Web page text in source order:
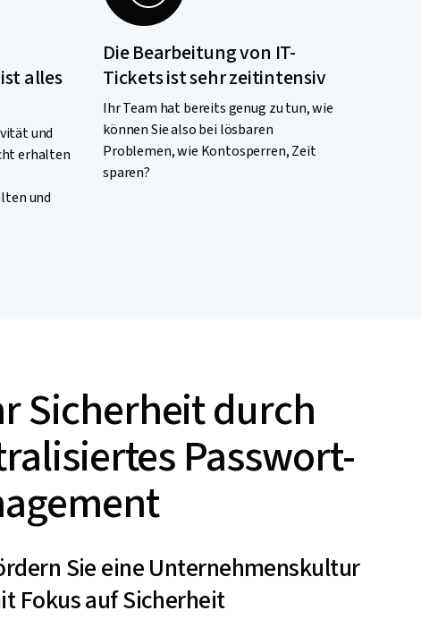
alles
und
erhalten
und
Die Bearbeitung von IT-
Tickets ist sehr zeitintensiv
Ihr Team hat bereits genug zu tun, wie
können Sie also bei lösbaren
Problemen, wie Kontosperren, Zeit
sparen?
Sicherheit durch
Passwort-
Sie eine Unternehmenskultur
Fokus auf Sicherheit